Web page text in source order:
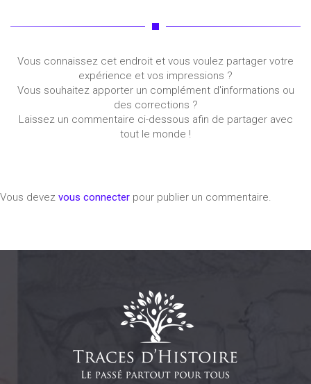
Vous connaissez cet endroit et vous voulez partager votre
expérience et vos impressions ?
Vous souhaitez apporter un complément d'informations ou
des corrections ?
Laissez un commentaire ci-dessous afin de partager avec
tout le monde !
Vous devez vous connecter pour publier un commentaire.